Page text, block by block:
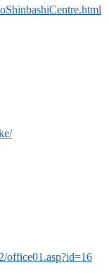
office01.asp?id=16